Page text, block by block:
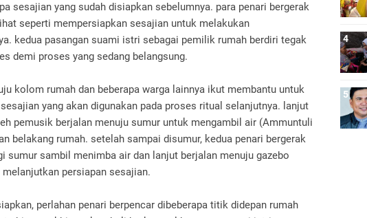
sesajian yang sudah disiapkan sebelumnya. para penari bergerak
seperti mempersiapkan sesajian untuk melakukan
kedua pasangan suami istri sebagai pemilik rumah berdiri tegak
demi proses yang sedang belangsung.
kolom rumah dan beberapa warga lainnya ikut membantu untuk
yang akan digunakan pada proses ritual selanjutnya. lanjut
pemusik berjalan menuju sumur untuk mengambil air (Ammuntuli
belakang rumah. setelah sampai disumur, kedua penari bergerak
sumur sambil menimba air dan lanjut berjalan menuju gazebo
persiapan sesajian.
perlahan penari berpencar dibeberapa titik didepan rumah